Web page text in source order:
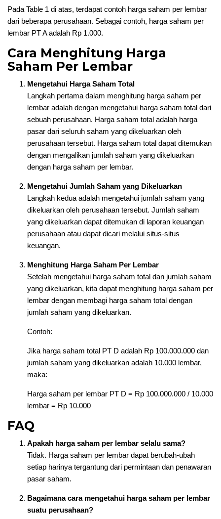
Pada Table 1 di atas, terdapat contoh harga saham per lembar
dari beberapa perusahaan. Sebagai contoh, harga saham per
lembar PT A adalah Rp 1.000.
Cara Menghitung Harga
Saham Per Lembar
Mengetahui Harga Saham Total
Langkah pertama dalam menghitung harga saham per
lembar adalah dengan mengetahui harga saham total dari
sebuah perusahaan. Harga saham total adalah harga
pasar dari seluruh saham yang dikeluarkan oleh
perusahaan tersebut. Harga saham total dapat ditemukan
dengan mengalikan jumlah saham yang dikeluarkan
dengan harga saham per lembar.
Mengetahui Jumlah Saham yang Dikeluarkan
Langkah kedua adalah mengetahui jumlah saham yang
dikeluarkan oleh perusahaan tersebut. Jumlah saham
yang dikeluarkan dapat ditemukan di laporan keuangan
perusahaan atau dapat dicari melalui situs-situs
keuangan.
Menghitung Harga Saham Per Lembar
Setelah mengetahui harga saham total dan jumlah saham
yang dikeluarkan, kita dapat menghitung harga saham per
lembar dengan membagi harga saham total dengan
jumlah saham yang dikeluarkan.
Contoh:
Jika harga saham total PT D adalah Rp 100.000.000 dan
jumlah saham yang dikeluarkan adalah 10.000 lembar,
maka:
Harga saham per lembar PT D = Rp 100.000.000 / 10.000
lembar = Rp 10.000
FAQ
Apakah harga saham per lembar selalu sama?
Tidak. Harga saham per lembar dapat berubah-ubah
setiap harinya tergantung dari permintaan dan penawaran
pasar saham.
Bagaimana cara mengetahui harga saham per lembar
suatu perusahaan?